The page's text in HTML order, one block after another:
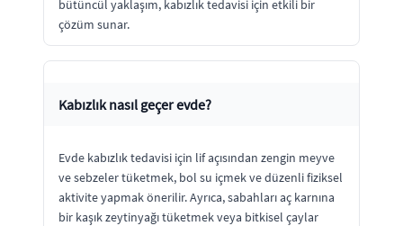
bütüncül yaklaşım, kabızlık tedavisi için etkili bir
çözüm sunar.
Kabızlık nasıl geçer evde?
Evde kabızlık tedavisi için lif açısından zengin meyve
ve sebzeler tüketmek, bol su içmek ve düzenli fiziksel
aktivite yapmak önerilir. Ayrıca, sabahları aç karnına
bir kaşık zeytinyağı tüketmek veya bitkisel çaylar